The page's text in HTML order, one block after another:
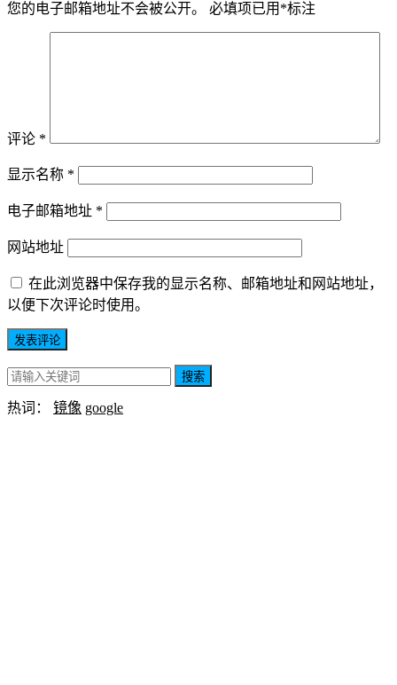
您的电子邮箱地址不会被公开。 必填项已用 *标注
评论 *
显示名称 *
电子邮箱地址 *
网站地址
在此浏览器中保存我的显示名称、邮箱地址和网站地址，
以便下次评论时使用。
搜索
热词： 镜像 google